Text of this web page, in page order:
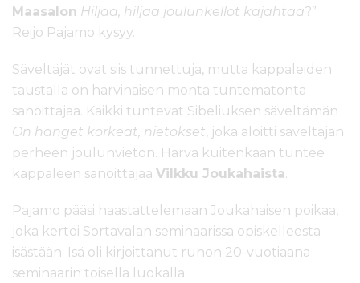
Maasalon Hiljaa, hiljaa joulunkellot kajahtaa?”
Reijo Pajamo kysyy.
Säveltäjät ovat siis tunnettuja, mutta kappaleiden
taustalla on harvinaisen monta tuntematonta
sanoittajaa. Kaikki tuntevat Sibeliuksen säveltämän
On hanget korkeat, nietokset, joka aloitti säveltäjän
perheen joulunvieton. Harva kuitenkaan tuntee
kappaleen sanoittajaa Vilkku Joukahaista.
Pajamo pääsi haastattelemaan Joukahaisen poikaa,
joka kertoi Sortavalan seminaarissa opiskelleesta
isästään. Isä oli kirjoittanut runon 20-vuotiaana
seminaarin toisella luokalla.